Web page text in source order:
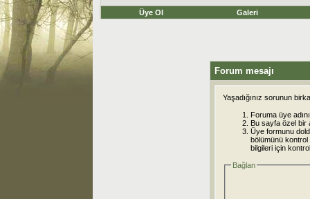
Üye Ol Galeri
Forum mesajı
Yaşadığınız sorunun
Foruma üye
Bu sayfa özel bir
Üye formunu
bölümünü kontrol
bilgileri için
Bağlan